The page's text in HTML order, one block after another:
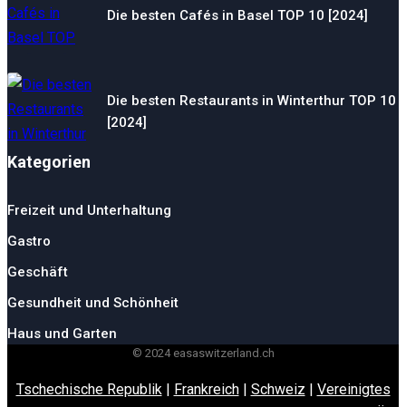
Die besten Cafés in Basel TOP 10 [2024]
Die besten Restaurants in Winterthur TOP 10
[2024]
Kategorien
Freizeit und Unterhaltung
Gastro
Geschäft
Gesundheit und Schönheit
Haus und Garten
© 2024 easaswitzerland.ch
Tschechische Republik| Frankreich| Schweiz | Vereinigtes